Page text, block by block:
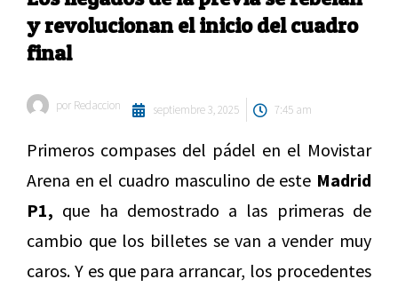
y revolucionan el inicio del cuadro
final
por Redaccion septiembre 3, 2025 7:45 am
Primeros compases del pádel en el Movistar
Arena en el cuadro masculino de este Madrid
P1, que ha demostrado a las primeras de
cambio que los billetes se van a vender muy
caros. Y es que para arrancar, los procedentes